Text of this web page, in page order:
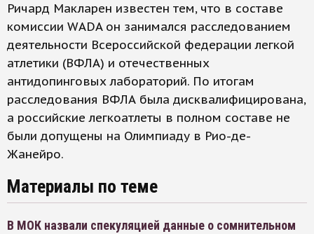
Ричард Макларен известен тем, что в составе
комиссии WADA он занимался расследованием
деятельности Всероссийской федерации легкой
атлетики (ВФЛА) и отечественных
антидопинговых лабораторий. По итогам
расследования ВФЛА была дисквалифицирована,
а российские легкоатлеты в полном составе не
были допущены на Олимпиаду в Рио-де-
Жанейро.
Материалы по теме
В МОК назвали спекуляцией данные о сомнительном